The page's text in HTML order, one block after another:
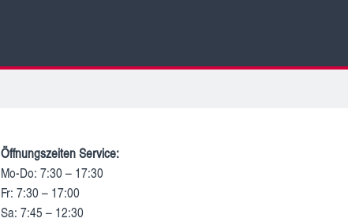
Öffnungszeiten Service:
Mo-Do: 7:30 – 17:30
Fr: 7:30 – 17:00
Sa: 7:45 – 12:30